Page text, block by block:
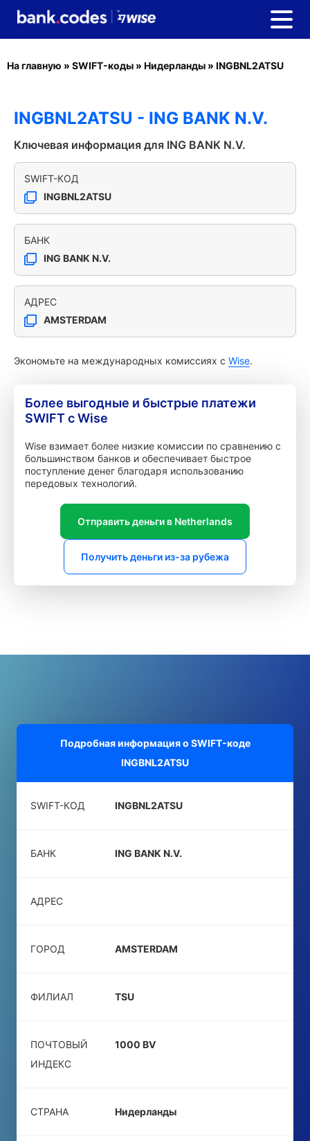
На главную » SWIFT-коды » Нидерланды » INGBNL2ATSU
INGBNL2ATSU - ING BANK N.V.
Ключевая информация для ING BANK N.V.
SWIFT-КОД
INGBNL2ATSU
БАНК
ING BANK N.V.
АДРЕС
AMSTERDAM
Экономьте на международных комиссиях с Wise.
Более выгодные и быстрые платежи
SWIFT с Wise
Wise взимает более низкие комиссии по сравнению с
большинством банков и обеспечивает быстрое
поступление денег благодаря использованию
передовых технологий.
Отправить деньги в Netherlands
Получить деньги из-за рубежа
Подробная информация о SWIFT-коде
INGBNL2ATSU
SWIFT-КОД INGBNL2ATSU
БАНК ING BANK N.V.
АДРЕС
ГОРОД AMSTERDAM
ФИЛИАЛ TSU
ПОЧТОВЫЙ
ИНДЕКС
1000 BV
СТРАНА Нидерланды